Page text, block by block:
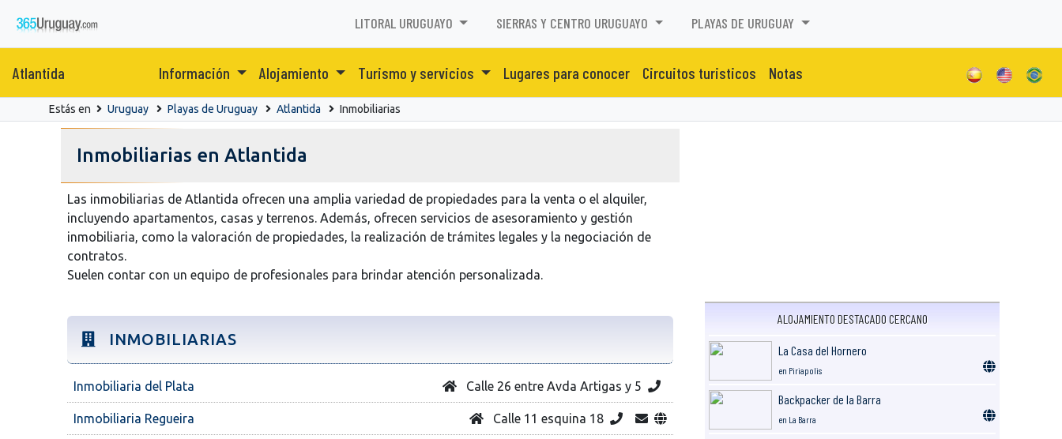
LITORAL URUGUAYO SIERRAS Y CENTRO URUGUAYO PLAYAS DE URUGUAY
Atlantida Información Alojamiento Turismo y servicios Lugares para conocer Circuitos turisticos Notas
Estás en Uruguay Playas de Uruguay Atlantida Inmobiliarias
Inmobiliarias en Atlantida
Las inmobiliarias de Atlantida ofrecen una amplia variedad de propiedades para la venta o el alquiler,
incluyendo apartamentos, casas y terrenos. Además, ofrecen servicios de asesoramiento y gestión
inmobiliaria, como la valoración de propiedades, la realización de trámites legales y la negociación de
contratos.
Suelen contar con un equipo de profesionales para brindar atención personalizada.
INMOBILIARIAS
Inmobiliaria del Plata Calle 26 entre Avda Artigas y 5
Inmobiliaria Regueira Calle 11 esquina 18
ALOJAMIENTO DESTACADO CERCANO
La Casa del Hornero
en Piriapolis
Backpacker de la Barra
en La Barra